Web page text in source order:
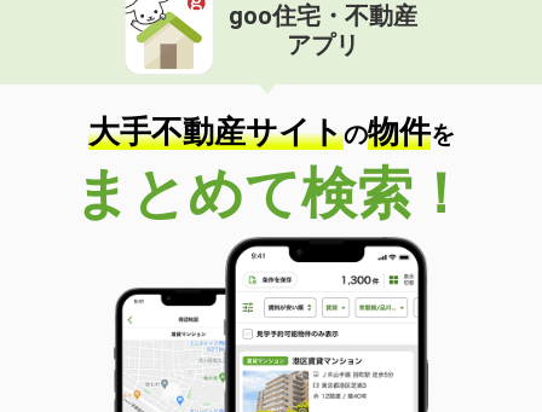
goo住宅・不動産
アプリ
大手不動産サイトの物件を
まとめて検索！